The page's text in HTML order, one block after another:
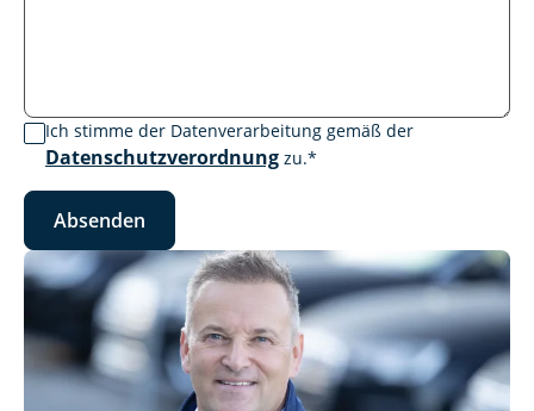
Ich stimme der Datenverarbeitung gemäß der
Datenschutzverordnung zu.*
Absenden